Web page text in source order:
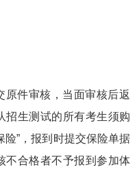
原件审核，当面审核后返
招生测试的所有考生须购
险”，报到时提交保险单据
不合格者不予报到参加体